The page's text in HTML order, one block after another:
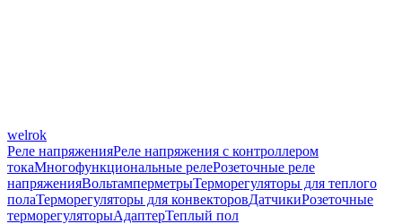
welrok
Реле напряженияРеле напряжения с контроллером
токаМногофункциональные релеРозеточные реле
напряженияВольтамперметрыТерморегуляторы для теплого
полаТерморегуляторы для конвекторовДатчикиРозеточные
терморегуляторыАдаптерТеплый пол